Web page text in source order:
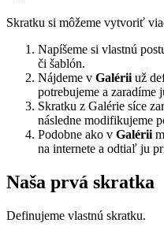
Skratku si môžeme vytvoriť
Napíšeme si vlastnú
či šablón.
Nájdeme v Galérii už
potrebujeme a zaradíme
Skratku z Galérie síce
následne modifikujeme
Podobne ako v Galérii
na internete a odtiaľ ju
Naša prvá skratka
Definujeme vlastnú skratku.